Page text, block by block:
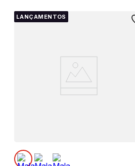
LANÇAMENTOS